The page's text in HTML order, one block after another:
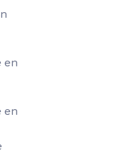
en
en